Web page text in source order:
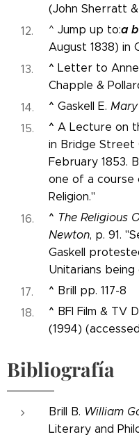
(John Sherratt &
^ Jump up to:a b
August 1838) in
^ Letter to Anne
Chapple &
^ Gaskell E.
^ A Lecture on
in Bridge Street
February 1853.
one of a course
Religion."
^ The Religious
Newton, p. 91.
Gaskell
Unitarians being
^ Brill pp. 117-8
^ BFI Film & TV
(1994)
Bibliografía
Brill B. William
Literary and